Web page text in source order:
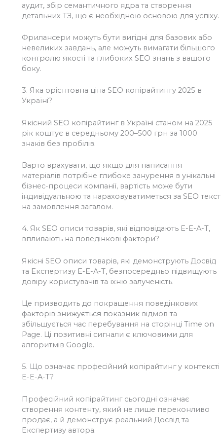
аудит, збір семантичного ядра та створення
детальних ТЗ, що є необхідною основою для успіху.
Фрилансери можуть бути вигідні для базових або
невеликих завдань, але можуть вимагати більшого
контролю якості та глибоких SEO знань з вашого
боку.
3. Яка орієнтовна ціна SEO копірайтингу 2025 в
Україні?
Якісний SEO копірайтинг в Україні станом на 2025
рік коштує в середньому 200–500 грн за 1000
знаків без пробілів.
Варто врахувати, що якщо для написання
матеріалів потрібне глибоке занурення в унікальні
бізнес-процеси компанії, вартість може бути
індивідуальною та нараховуватиметься за SEO текст
на замовлення загалом.
4. Як SEO описи товарів, які відповідають E-E-A-T,
впливають на поведінкові фактори?
Якісні SEO описи товарів, які демонструють Досвід
та Експертизу E-E-A-T, безпосередньо підвищують
довіру користувачів та їхню залученість.
Це призводить до покращення поведінкових
факторів знижується показник відмов та
збільшується час перебування на сторінці Time on
Page. Ці позитивні сигнали є ключовими для
алгоритмів Google.
5. Що означає професійний копірайтинг у контексті
E-E-A-T?
Професійний копірайтинг сьогодні означає
створення контенту, який не лише переконливо
продає, а й демонструє реальний Досвід та
Експертизу автора.